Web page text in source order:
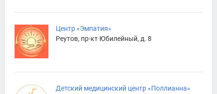
Центр «Эмпатия»
Реутов, пр-кт Юбилейный, д. 8
Детский медицинский центр «Поллианна»